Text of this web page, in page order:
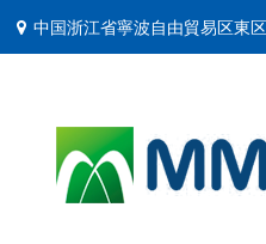
中国浙江省寧波自由貿易区東